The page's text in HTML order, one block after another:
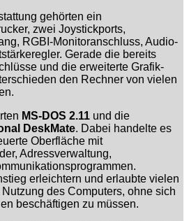
gehörten ein
zwei Joystickports,
RGBI-Monitoranschluss, Audio-
Gerade die bereits
und die erweiterte Grafik-
den Rechner von vielen
MS-DOS 2.11 und die
DeskMate. Dabei handelte es
Oberfläche mit
Adressverwaltung,
erleichtern und erlaubte vielen
des Computers, ohne sich
beschäftigen zu müssen.